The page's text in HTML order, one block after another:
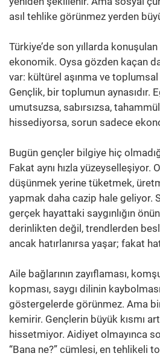
asıl tehlike görünmez yerden
Türkiye’de son yıllarda
ekonomik. Oysa gözden kaçan
var: kültürel aşınma ve toplumsal
Gençlik, bir toplumun aynasıdır.
umutsuzsa, sabırsızsa,
hissediyorsa, sorun sadece
Bugün gençler bilgiye hiç
Fakat aynı hızla yüzeyselleşiyor.
düşünmek yerine tüketmek,
yapmak daha cazip hale geliyor.
gerçek hayattaki saygınlığın
derinlikten değil, trendlerden
ancak hatırlanırsa yaşar; fakat
Aile bağlarının zayıflaması,
kopması, saygı dilinin
göstergelerde görünmez. Ama
kemirir. Gençlerin büyük kısmı
hissetmiyor. Aidiyet olmayınca
“Bana ne?” cümlesi, en tehlikeli